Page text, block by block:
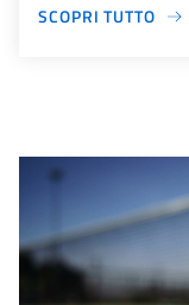
SCOPRI TUTTO